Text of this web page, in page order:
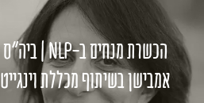
הכשרת מנחים ב-NLP | ביה"ס
אמבישן בשיתוף מכללת וינגייט